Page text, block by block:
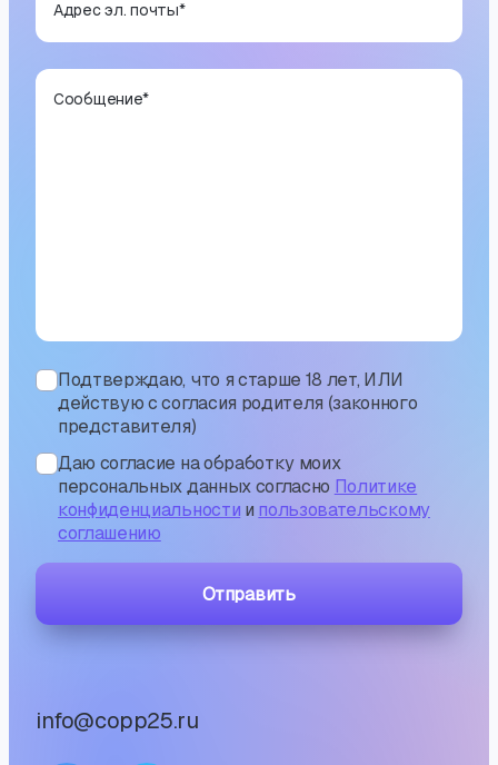
info@copp25.ru
Адрес эл. почты*
Сообщение*
Подтверждаю, что я старше 18 лет, ИЛИ
действую с согласия родителя (законного
представителя)
Даю согласие на обработку моих
персональных данных согласно Политике
конфиденциальности и пользовательскому
соглашению
Отправить